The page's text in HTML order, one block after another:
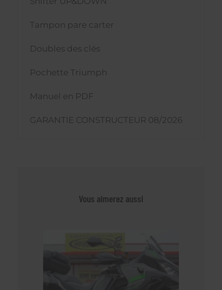
Tampon pare carter
Doubles des clés
Pochette Triumph
Manuel en PDF
GARANTIE CONSTRUCTEUR 08/2026
Vous aimerez aussi